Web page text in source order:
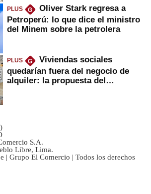
PLUS G
Oliver Stark regresa a
Petroperú: lo que dice el ministro
del Minem sobre la petrolera
PLUS G
Viviendas sociales
quedarían fuera del negocio de
alquiler: la propuesta del
S.A.
Libre, Lima.
| Grupo El Comercio | Todos los derechos